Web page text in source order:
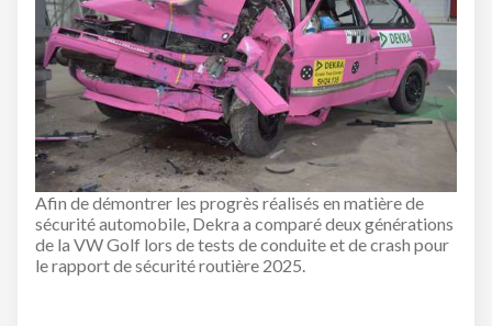
Afin de démontrer les progrès réalisés en matière de
sécurité automobile, Dekra a comparé deux générations
de la VW Golf lors de tests de conduite et de crash pour
le rapport de sécurité routière 2025.